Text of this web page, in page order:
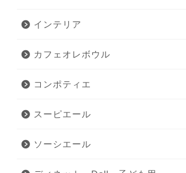
インテリア
カフェオレボウル
コンポティエ
スーピエール
ソーシエール